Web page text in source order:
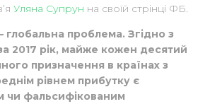
Уляна Супрун на своїй стрінці ФБ.
глобальна проблема. Згідно з
2017 рік, майже кожен десятий
призначення в країнах з
рівнем прибутку є
чи фальсифікованим